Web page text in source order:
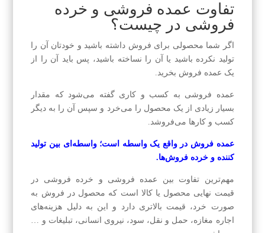
تفاوت عمده فروشی و خرده
فروشی در چیست؟
اگر شما محصولی برای فروش داشته باشید و خودتان آن را
تولید نکرده باشید یا آن را نساخته باشید، پس باید آن را از
یک عمده فروش بخرید.
عمده فروشی به کسب و کاری گفته می‌شود که مقدار
بسیار زیادی از یک محصول را می‌خرد و سپس آن را به دیگر
کسب و کارها می‌فروشد.
عمده فروش در واقع یک واسطه است؛ واسطه‌ای بین تولید
کننده و خرده فروش‌ها.
مهم‌ترین تفاوت بین عمده فروشی و خرده فروشی در
قیمت نهایی محصول یا کالا است که محصول در فروش به
صورت خرد، قیمت بالاتری دارد و این به دلیل هزینه‌های
اجاره مغازه، حمل و نقل، سود، نیروی انسانی، تبلیغات و …